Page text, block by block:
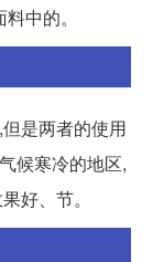
中的。
是两者的使用
候寒冷的地区,
好、节。